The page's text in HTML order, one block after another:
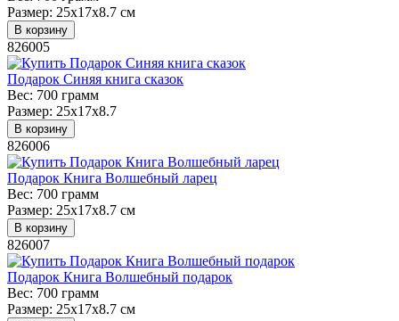
Размер: 25x17x8.7 см
В корзину
826005
Подарок Синяя книга сказок
Вес: 700 грамм
Размер: 25x17x8.7
В корзину
826006
Подарок Книга Волшебный ларец
Вес: 700 грамм
Размер: 25x17x8.7 см
В корзину
826007
Подарок Книга Волшебный подарок
Вес: 700 грамм
Размер: 25x17x8.7 см